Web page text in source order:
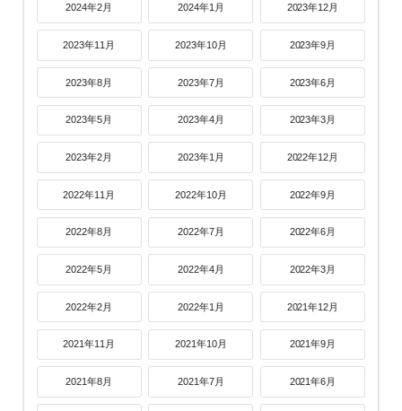
2024年2月 2024年1月 2023年12月
2023年11月 2023年10月 2023年9月
2023年8月 2023年7月 2023年6月
2023年5月 2023年4月 2023年3月
2023年2月 2023年1月 2022年12月
2022年11月 2022年10月 2022年9月
2022年8月 2022年7月 2022年6月
2022年5月 2022年4月 2022年3月
2022年2月 2022年1月 2021年12月
2021年11月 2021年10月 2021年9月
2021年8月 2021年7月 2021年6月